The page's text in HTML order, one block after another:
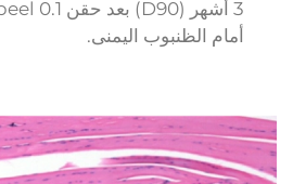
أمام الظنبوب اليمنى.